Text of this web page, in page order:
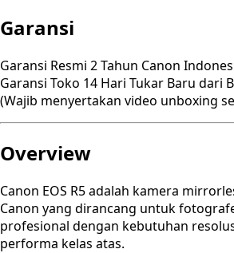
Garansi
Garansi Resmi 2 Tahun Canon
Garansi Toko 14 Hari Tukar Baru dari
(Wajib menyertakan video unboxing
Overview
Canon EOS R5 adalah kamera
Canon yang dirancang untuk
profesional dengan kebutuhan
performa kelas atas.